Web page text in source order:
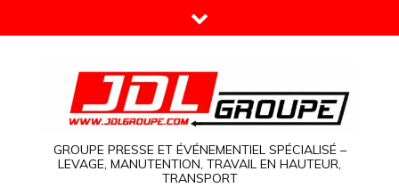
to
GROUPE PRESSE ET ÉVÉNEMENTIEL SPÉCIALISÉ –
LEVAGE, MANUTENTION, TRAVAIL EN HAUTEUR,
TRANSPORT